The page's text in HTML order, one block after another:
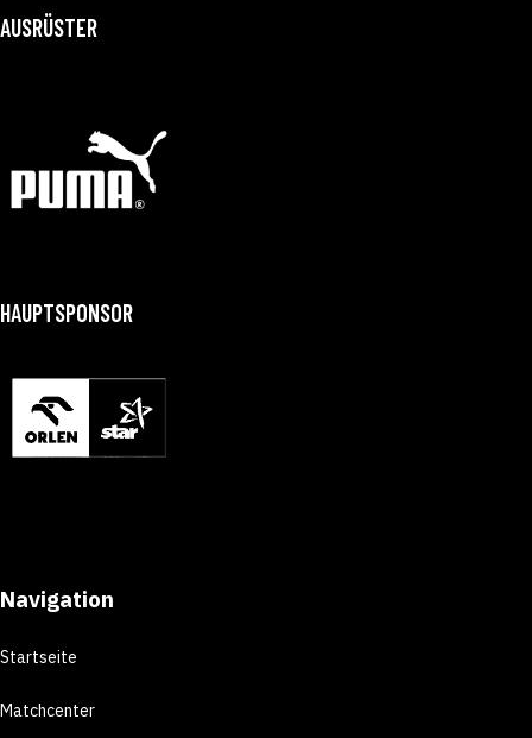
AUSRÜSTER
HAUPTSPONSOR
Navigation
Startseite
Matchcenter